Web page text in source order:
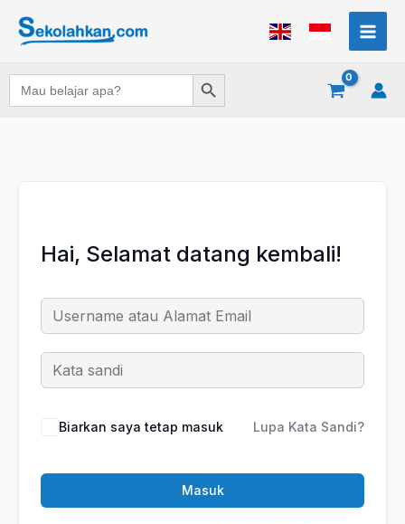
Search
for:
Search Button
Hai, Selamat datang kembali!
Biarkan saya tetap masuk Lupa Kata Sandi?
Masuk